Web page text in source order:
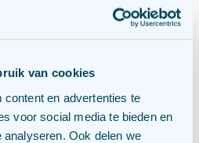
van cookies
en advertenties te
voor social media te bieden en
Ook delen we
eigendom a.s.r.).
voorzien in eigendom
worden 40.000
wordt jaarlijks